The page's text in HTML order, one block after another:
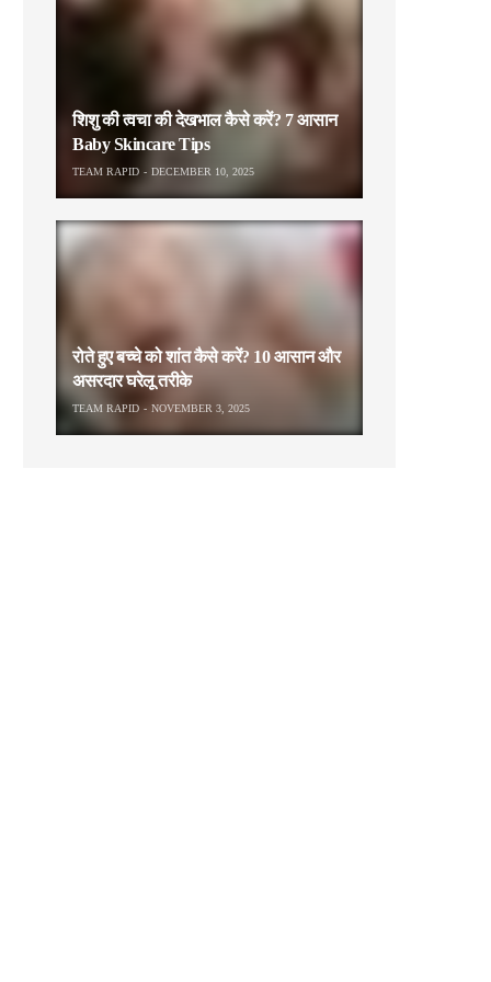
शिशु की त्वचा की देखभाल कैसे करें? 7 आसान
Baby Skincare Tips
TEAM RAPID DECEMBER 10, 2025
रोते हुए बच्चे को शांत कैसे करें? 10 आसान और
असरदार घरेलू तरीके
TEAM RAPID NOVEMBER 3, 2025